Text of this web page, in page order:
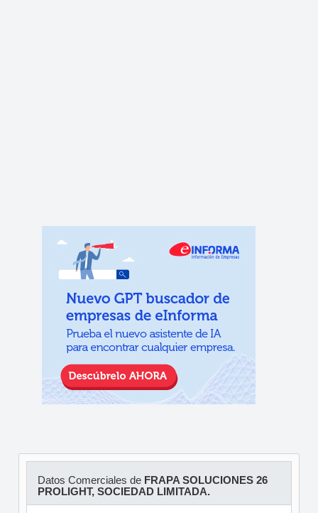
Datos Comerciales de FRAPA SOLUCIONES 26
PROLIGHT, SOCIEDAD LIMITADA.